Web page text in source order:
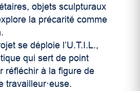
objets sculpturaux
la précarité comme
se déploie l’U.T.I.L.,
qui sert de point
réfléchir à la figure de
travailleur·euse.